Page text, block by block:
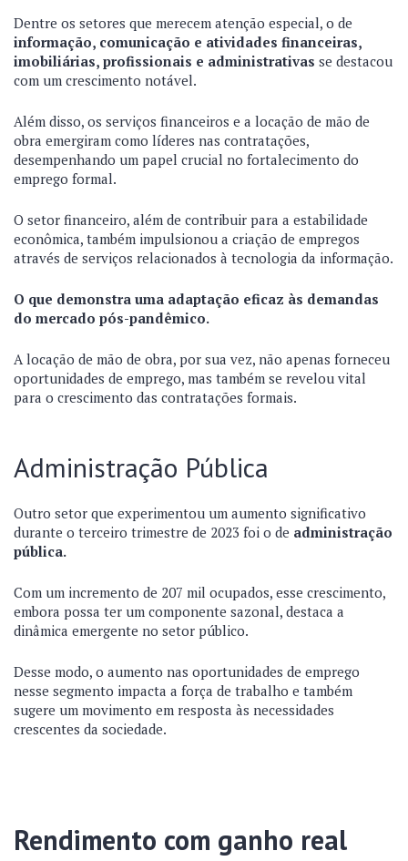
Dentre os setores que merecem atenção especial, o de
informação, comunicação e atividades financeiras,
imobiliárias, profissionais e administrativas se destacou
com um crescimento notável.
Além disso, os serviços financeiros e a locação de mão de
obra emergiram como líderes nas contratações,
desempenhando um papel crucial no fortalecimento do
emprego formal.
O setor financeiro, além de contribuir para a estabilidade
econômica, também impulsionou a criação de empregos
através de serviços relacionados à tecnologia da informação.
O que demonstra uma adaptação eficaz às demandas
do mercado pós-pandêmico.
A locação de mão de obra, por sua vez, não apenas forneceu
oportunidades de emprego, mas também se revelou vital
para o crescimento das contratações formais.
Administração Pública
Outro setor que experimentou um aumento significativo
durante o terceiro trimestre de 2023 foi o de administração
pública.
Com um incremento de 207 mil ocupados, esse crescimento,
embora possa ter um componente sazonal, destaca a
dinâmica emergente no setor público.
Desse modo, o aumento nas oportunidades de emprego
nesse segmento impacta a força de trabalho e também
sugere um movimento em resposta às necessidades
crescentes da sociedade.
Rendimento com ganho real